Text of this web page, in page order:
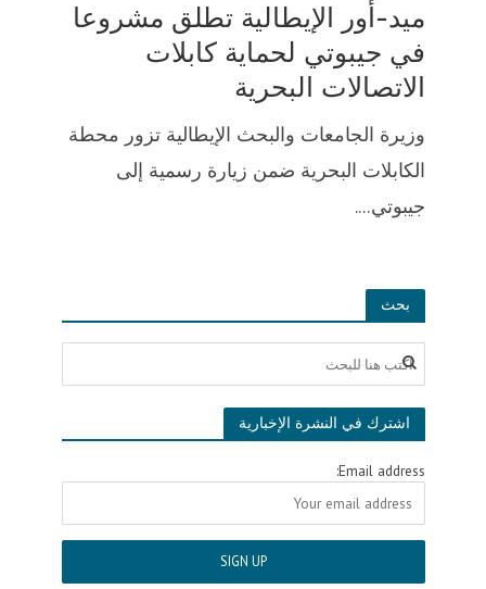
ميد-أور الإيطالية تطلق مشروعا
في جيبوتي لحماية كابلات
الاتصالات البحرية
وزيرة الجامعات والبحث الإيطالية تزور محطة
الكابلات البحرية ضمن زيارة رسمية إلى
جيبوتي....
بحث
اشترك في النشرة الإخبارية
Email address: